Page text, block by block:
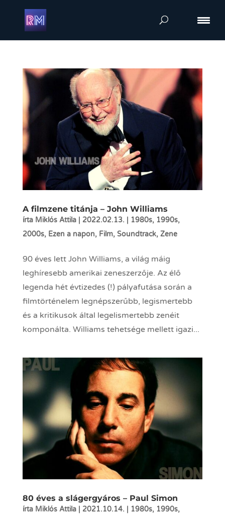
A filmzene titánja – John Williams
írta Miklós Attila| 2022.02.13. 1980s, 1990s,
2000s, Ezen a napon, Film, Soundtrack, Zene
90 éves lett John Williams, a világ máig
leghíresebb amerikai zeneszerzője. Az élő
legenda hét évtizedes (!) pályafutása során a
filmtörténelem legnépszerűbb, legismertebb
és a kritikusok által legelismertebb zenéit
komponálta. Williams tehetsége mellett igazi...
80 éves a slágergyáros – Paul Simon
írta Miklós Attila| 2021.10.14. 1980s, 1990s,